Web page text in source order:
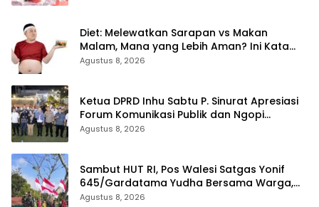
Diet: Melewatkan Sarapan vs Makan
Malam, Mana yang Lebih Aman? Ini Kata
Dokter
Agustus 8, 2026
Ketua DPRD Inhu Sabtu P. Sinurat Apresiasi
Forum Komunikasi Publik dan Ngopi
Bersama Kejari Inhu
Agustus 8, 2026
Sambut HUT RI, Pos Walesi Satgas Yonif
645/Gardatama Yudha Bersama Warga,
Kibarkan Merah Putih di Bukit Walesi
Agustus 8, 2026